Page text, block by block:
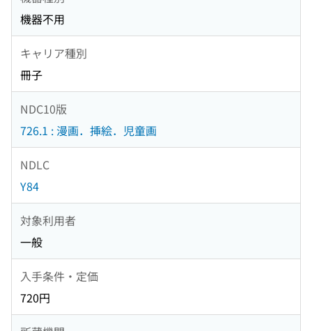
機器不用
キャリア種別
冊子
NDC10版
726.1 : 漫画．挿絵．児童画
NDLC
Y84
対象利用者
一般
入手条件・定価
720円